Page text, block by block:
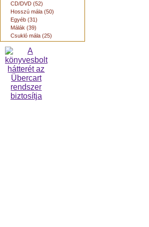
CD/DVD (52)
Hosszú mála (50)
Egyéb (31)
Málák (39)
Csukló mála (25)